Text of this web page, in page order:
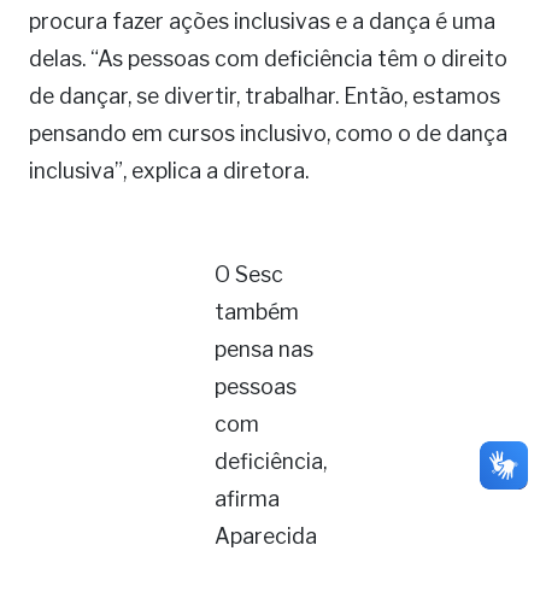
procura fazer ações inclusivas e a dança é uma
delas. “As pessoas com deficiência têm o direito
de dançar, se divertir, trabalhar. Então, estamos
pensando em cursos inclusivo, como o de dança
inclusiva”, explica a diretora.
O Sesc
também
pensa nas
pessoas
com
deficiência,
afirma
Aparecida